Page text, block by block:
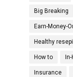
Big Breaking
Earn-Money-
Healthy resepi
How to
Insurance